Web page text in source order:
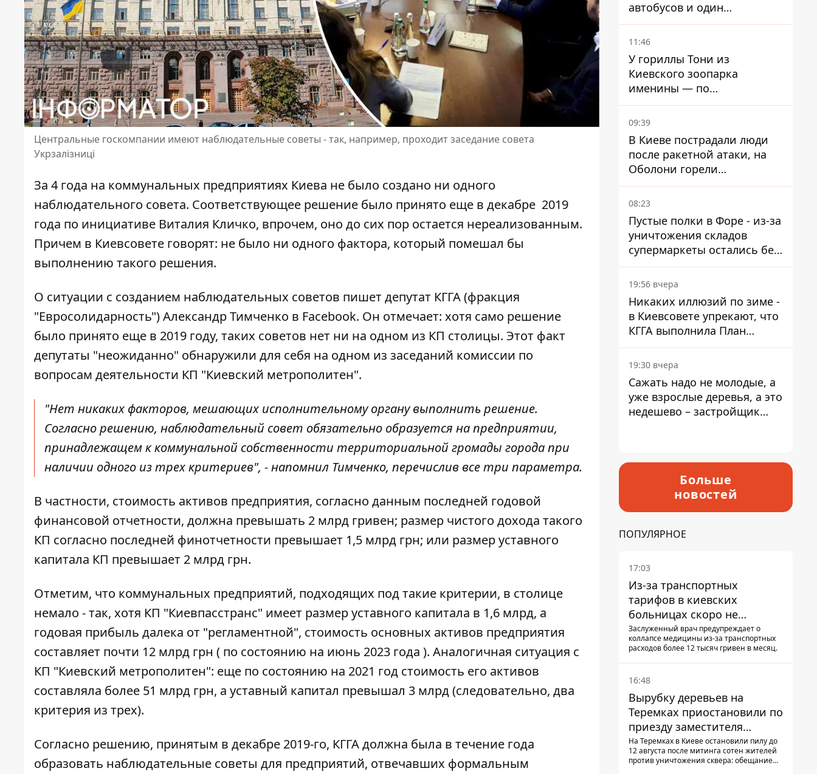
Центральные госкомпании имеют наблюдательные советы - так, например, проходит заседание совета
Укрзалізниці
За 4 года на коммунальных предприятиях Киева не было создано ни одного
наблюдательного совета. Соответствующее решение было принято еще в декабре 2019
года по инициативе Виталия Кличко, впрочем, оно до сих пор остается нереализованным.
Причем в Киевсовете говорят: не было ни одного фактора, который помешал бы
выполнению такого решения.
О ситуации с созданием наблюдательных советов пишет депутат КГГА (фракция
"Евросолидарность")Александр Тимченко в Facebook. Он отмечает: хотя само решение
было принято еще в 2019 году, таких советов нет ни на одном из КП столицы. Этот факт
депутаты "неожиданно" обнаружили для себя на одном из заседаний комиссии по
вопросам деятельности КП "Киевский метрополитен".
"Нет никаких факторов, мешающих исполнительному органу выполнить решение.
Согласно решению, наблюдательный совет обязательно образуется на предприятии,
принадлежащем к коммунальной собственности территориальной громады города при
наличии одного из трех критериев", - напомнил Тимченко, перечислив все три параметра.
В частности, стоимость активов предприятия, согласно данным последней годовой
финансовой отчетности, должна превышать 2 млрд гривен; размер чистого дохода такого
КП согласно последней финотчетности превышает 1,5 млрд грн; или размер уставного
капитала КП превышает 2 млрд грн.
Отметим, что коммунальных предприятий, подходящих под такие критерии, в столице
немало - так, хотя КП "Киевпасстранс" имеет размер уставного капитала в 1,6 млрд, а
годовая прибыль далека от "регламентной", стоимость основных активов предприятия
составляет почти 12 млрд грн ( по состоянию на июнь 2023 года ). Аналогичная ситуация с
КП "Киевский метрополитен": еще по состоянию на 2021 год стоимость его активов
составляла более 51 млрд грн, а уставный капитал превышал 3 млрд (следовательно, два
критерия из трех).
Согласно решению, принятым в декабре 2019-го, КГГА должна была в течение года
образовать наблюдательные советы для предприятий, отвечавших формальным
автобусов и один
троллейбус
11:46
У гориллы Тони из
Киевского зоопарка
именины — по
человеческим меркам ему
уже больше 90 лет
09:39
В Киеве пострадали люди
после ракетной атаки, на
Оболони горели
резервуары с топливом
08:23
Пустые полки в Форе - из-за
уничтожения складов
супермаркеты остались без
ассортимента
19:56 вчера
Никаких иллюзий по зиме -
в Киевсовете упрекают, что
КГГА выполнила План
устойчивости на 20%
19:30 вчера
Сажать надо не молодые, а
уже взрослые деревья, а это
недешево – застройщик
Больше
новостей
ПОПУЛЯРНОЕ
17:03
Из-за транспортных
тарифов в киевских
больницах скоро не
останется медсестер и
санитарок - профессор
Заслуженный врач предупреждает о
коллапсе медицины из-за транспортных
расходов более 12 тысяч гривен в месяц.
16:48
Вырубку деревьев на
Теремках приостановили по
приезду заместителя
Кличко - начался диалог
На Теремках в Киеве остановили пилу до
12 августа после митинга сотен жителей
против уничтожения сквера: обещание